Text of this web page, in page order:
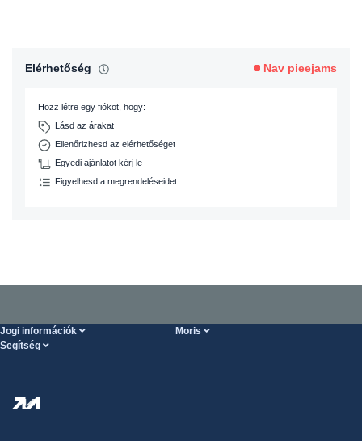
Elérhetőség Nav pieejams
Hozz létre egy fiókot, hogy:
Lásd az árakat
Ellenőrizhesd az elérhetőséget
Egyedi ajánlatot kérj le
Figyelhesd a megrendeléseidet
Jogi információk Moris
Segítség
Kiszállítás